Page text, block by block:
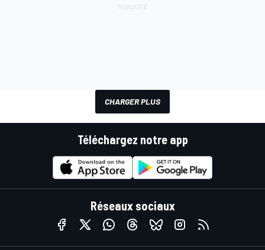
CHARGER PLUS
Téléchargez notre app
Réseaux sociaux